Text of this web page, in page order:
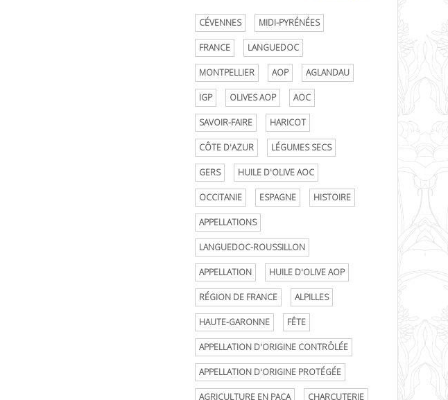
CÉVENNES MIDI-PYRÉNÉES
FRANCE LANGUEDOC
MONTPELLIER AOP AGLANDAU
IGP OLIVES AOP AOC
SAVOIR-FAIRE HARICOT
CÔTE D'AZUR LÉGUMES SECS
GERS HUILE D'OLIVE AOC
OCCITANIE ESPAGNE HISTOIRE
APPELLATIONS
LANGUEDOC-ROUSSILLON
APPELLATION HUILE D'OLIVE AOP
RÉGION DE FRANCE ALPILLES
HAUTE-GARONNE FÊTE
APPELLATION D'ORIGINE CONTRÔLÉE
APPELLATION D'ORIGINE PROTÉGÉE
AGRICULTURE EN PACA CHARCUTERIE